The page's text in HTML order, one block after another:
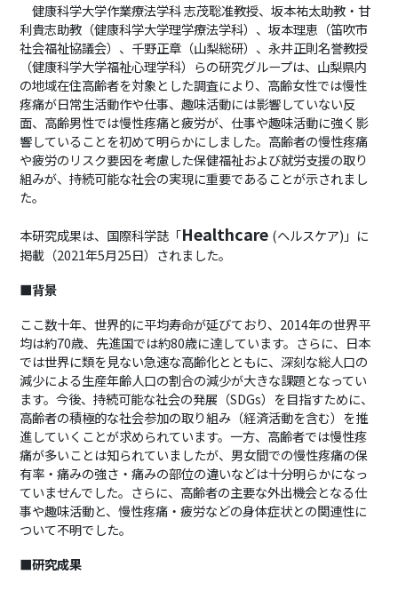
健康科学大学作業療法学科 志茂聡准教授、坂本祐太助教・甘
利貴志助教（健康科学大学理学療法学科）、坂本理恵（笛吹市
社会福祉協議会）、千野正章（山梨総研）、永井正則名誉教授
（健康科学大学福祉心理学科）らの研究グループは、山梨県内
の地域在住高齢者を対象とした調査により、高齢女性では慢性
疼痛が日常生活動作や仕事、趣味活動には影響していない反
面、高齢男性では慢性疼痛と疲労が、仕事や趣味活動に強く影
響していることを初めて明らかにしました。高齢者の慢性疼痛
や疲労のリスク要因を考慮した保健福祉および就労支援の取り
組みが、持続可能な社会の実現に重要であることが示されまし
た。
本研究成果は、国際科学誌「Healthcare (ヘルスケア) 」に
掲載（2021年5月25日）されました。
■背景
ここ数十年、世界的に平均寿命が延びており、 2014年の世界平
均は約70歳、先進国では約80歳に達しています。さらに、日本
では世界に類を見ない急速な高齢化とともに、深刻な総人口の
減少による生産年齢人口の割合の減少が大きな課題となってい
ます。今後、持続可能な社会の発展（SDGs）を目指すために、
高齢者の積極的な社会参加の取り組み（経済活動を含む）を推
進していくことが求められています。一方、高齢者では慢性疼
痛が多いことは知られていましたが、男女間での慢性疼痛の保
有率・痛みの強さ・痛みの部位の違いなどは十分明らかになっ
ていませんでした。さらに、高齢者の主要な外出機会となる仕
事や趣味活動と、慢性疼痛・疲労などの身体症状との関連性に
ついて不明でした。
■研究成果